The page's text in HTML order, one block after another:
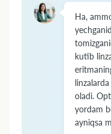
Ha,
kutib
oladi.
yordam
ayniqsa